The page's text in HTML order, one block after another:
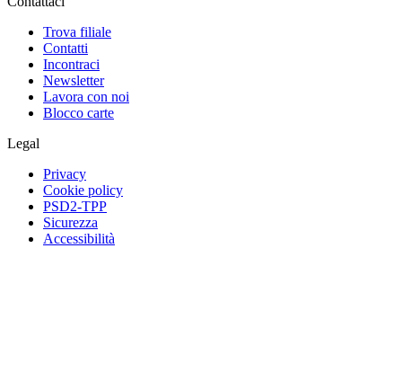
Trova filiale
Contatti
Incontraci
Newsletter
Lavora con noi
Blocco carte
Legal
Privacy
Cookie policy
PSD2-TPP
Sicurezza
Accessibilità